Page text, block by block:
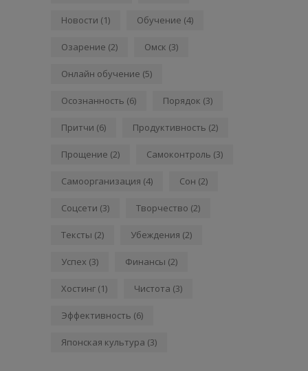
Новости (1) Обучение (4)
Озарение (2) Омск (3)
Онлайн обучение (5)
Осознанность (6) Порядок (3)
Притчи (6) Продуктивность (2)
Прощение (2) Самоконтроль (3)
Самоорганизация (4) Сон (2)
Соцсети (3) Творчество (2)
Тексты (2) Убеждения (2)
Успех (3) Финансы (2)
Хостинг (1) Чистота (3)
Эффективность (6)
Японская культура (3)